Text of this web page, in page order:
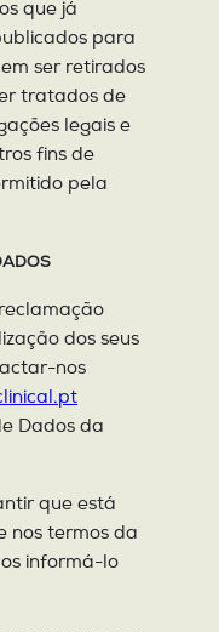
que já
para
ser retirados
tratados de
legais e
fins de
pela
dos seus
nos
Dados da
que está
nos termos da
informá-lo